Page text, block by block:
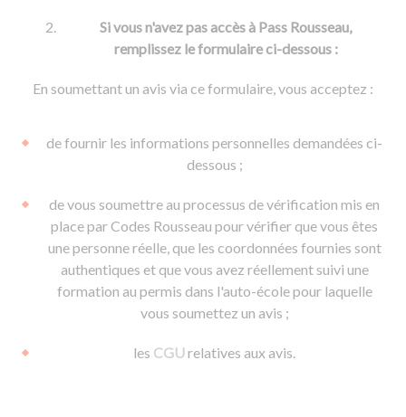
Si vous n'avez pas accès à Pass Rousseau,
remplissez le formulaire ci-dessous :
En soumettant un avis via ce formulaire, vous acceptez :
de fournir les informations personnelles demandées ci-
dessous ;
de vous soumettre au processus de vérification mis en
place par Codes Rousseau pour vérifier que vous êtes
une personne réelle, que les coordonnées fournies sont
authentiques et que vous avez réellement suivi une
formation au permis dans l'auto-école pour laquelle
vous soumettez un avis ;
les CGUrelatives aux avis.